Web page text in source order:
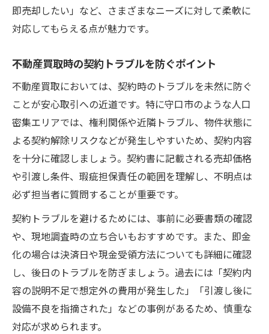
即売却したい」など、さまざまなニーズに対して柔軟に
対応してもらえる点が魅力です。
不動産買取時の契約トラブルを防ぐポイント
不動産買取においては、契約時のトラブルを未然に防ぐ
ことが安心取引への近道です。特に守口市のような人口
密集エリアでは、権利関係や近隣トラブル、物件状態に
よる契約解除リスクなどが発生しやすいため、契約内容
を十分に確認しましょう。契約書に記載される売却価格
や引渡し条件、瑕疵担保責任の範囲を理解し、不明点は
必ず担当者に質問することが重要です。
契約トラブルを避けるためには、事前に必要書類の確認
や、現地調査時の立ち合いもおすすめです。また、即金
化の場合は決済日や現金受領方法についても詳細に確認
し、後日のトラブルを防ぎましょう。過去には「契約内
容の説明不足で想定外の費用が発生した」「引渡し後に
設備不良を指摘された」などの事例があるため、慎重な
対応が求められます。